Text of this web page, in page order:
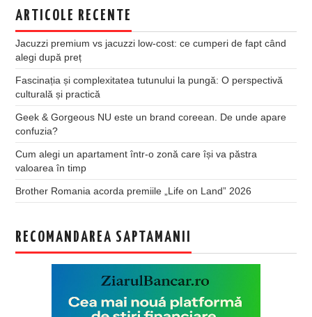
ARTICOLE RECENTE
Jacuzzi premium vs jacuzzi low-cost: ce cumperi de fapt când
alegi după preț
Fascinația și complexitatea tutunului la pungă: O perspectivă
culturală și practică
Geek & Gorgeous NU este un brand coreean. De unde apare
confuzia?
Cum alegi un apartament într-o zonă care își va păstra
valoarea în timp
Brother Romania acorda premiile „Life on Land” 2026
RECOMANDAREA SAPTAMANII